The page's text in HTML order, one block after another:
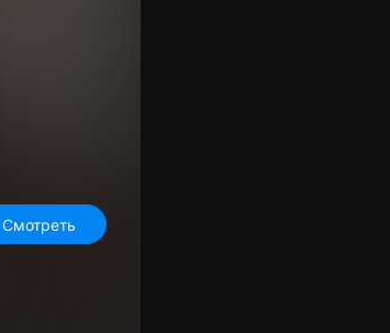
Смотреть